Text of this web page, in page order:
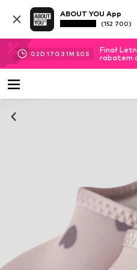
ABOUT YOU App
(152 700)
02D 17 G 31M 49 S
Finał
rabatem